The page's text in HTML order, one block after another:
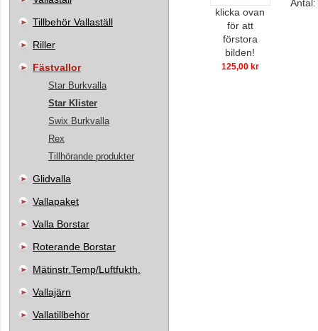
Tillbehör Vallaställ
Riller
Fästvallor
Star Burkvalla
Star Klister
Swix Burkvalla
Rex
Tillhörande produkter
Glidvalla
Vallapaket
Valla Borstar
Roterande Borstar
Mätinstr.Temp/Luftfukth.
Vallajärn
Vallatillbehör
klicka ovan
för att
förstora
bilden!
125,00 kr
Antal: